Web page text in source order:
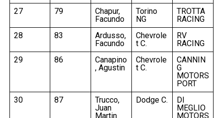
27
79
Chapur,
Facundo
Torino
NG
TROTTA
RACING
28
83
Ardusso,
Facundo
Chevrole
t C.
RV
RACING
29
86
Canapino
, Agustin
Chevrole
t C.
CANNIN
G
MOTORS
PORT
30
87
Trucco,
Juan
Martin
Dodge C.
DI
MEGLIO
MOTORS